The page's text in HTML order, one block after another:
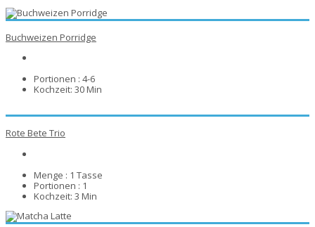
Buchweizen Porridge
Portionen : 4-6
Kochzeit: 30 Min
Rote Bete Trio
Menge : 1 Tasse
Portionen : 1
Kochzeit: 3 Min